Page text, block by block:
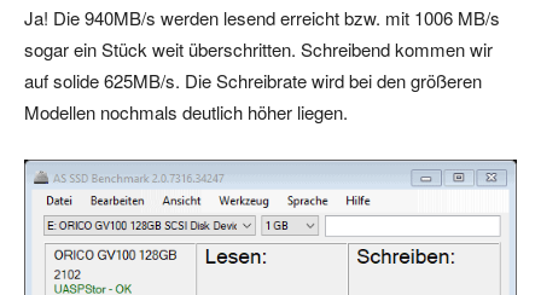
Ja! Die 940MB/s werden lesend erreicht bzw. mit 1006 MB/s
sogar ein Stück weit überschritten. Schreibend kommen wir
auf solide 625MB/s. Die Schreibrate wird bei den größeren
Modellen nochmals deutlich höher liegen.